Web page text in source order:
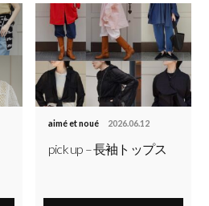
aimé et noué 2026.06.12
pick up – 長袖トップス